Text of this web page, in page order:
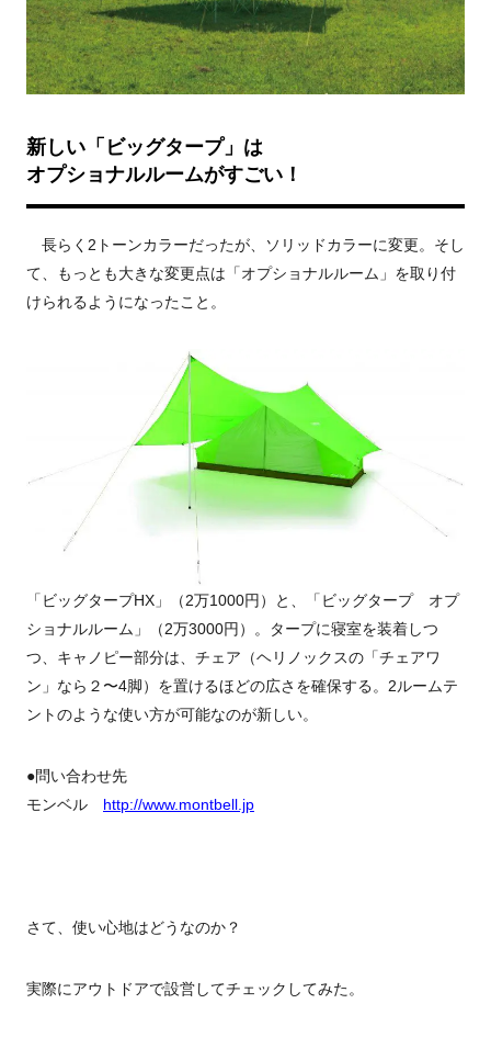
新しい「ビッグタープ」は
オプショナルルームがすごい！
長らく2トーンカラーだったが、ソリッドカラーに変更。そし
て、もっとも大きな変更点は「オプショナルルーム」を取り付
けられるようになったこと。
「ビッグタープHX」（2万1000円）と、「ビッグタープ オプ
ショナルルーム」（2万3000円）。タープに寝室を装着しつ
つ、キャノピー部分は、チェア（ヘリノックスの「チェアワ
ン」なら２〜4脚）を置けるほどの広さを確保する。2ルームテ
ントのような使い方が可能なのが新しい。
●問い合わせ先
モンベル http://www.montbell.jp
さて、使い心地はどうなのか？
実際にアウトドアで設営してチェックしてみた。